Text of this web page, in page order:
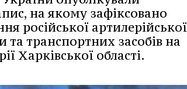
на якому зафіксовано
російської артилерійської
та транспортних засобів на
Харківської області.